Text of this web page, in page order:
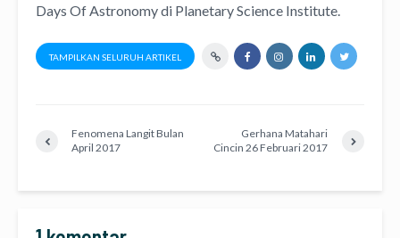
Days Of Astronomydi Planetary Science Institute.
TAMPILKAN SELURUH ARTIKEL
Fenomena Langit Bulan
April 2017
Gerhana Matahari
Cincin 26 Februari 2017